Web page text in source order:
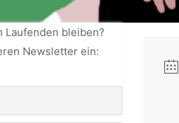
Laufenden bleiben?
Newsletter ein: